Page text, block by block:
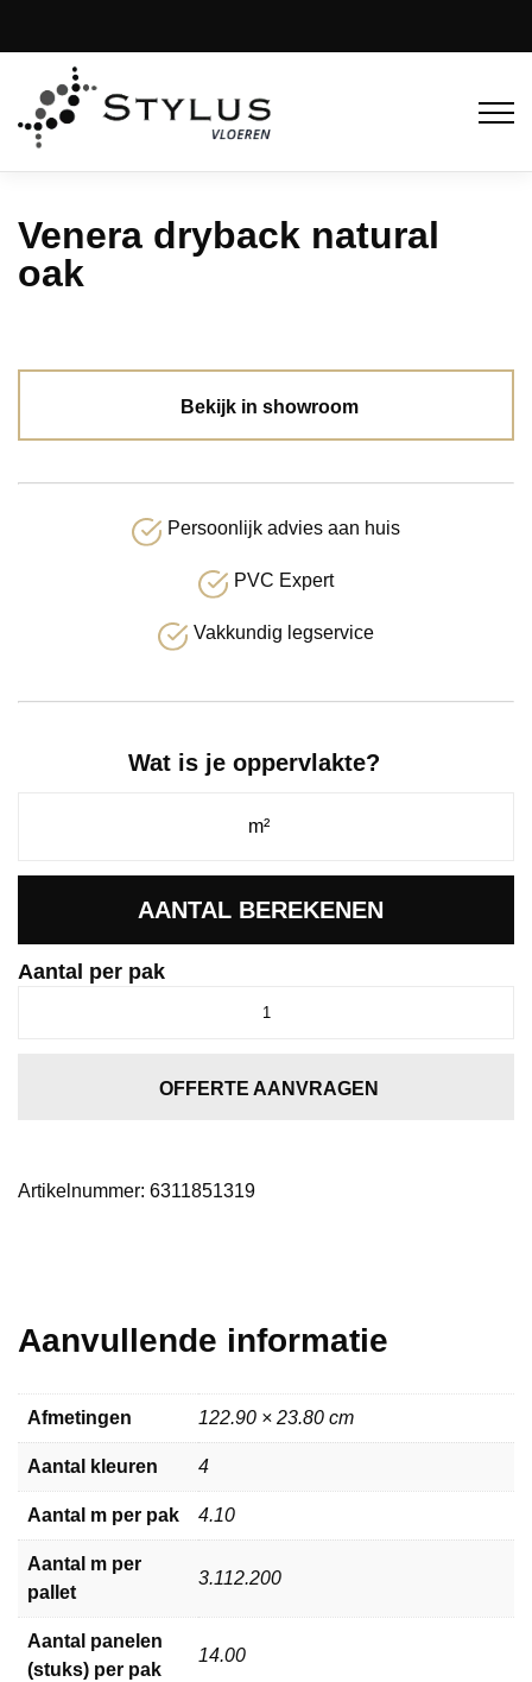
Venera dryback natural
oak
Bekijk in showroom
Persoonlijk advies aan huis
PVC Expert
Vakkundig legservice
Wat is je oppervlakte?
AANTAL BEREKENEN
Aantal per pak
OFFERTE AANVRAGEN
Artikelnummer: 6311851319
Aanvullende informatie
Afmetingen 122.90 × 23.80 cm
Aantal kleuren 4
Aantal m per pak 4.10
Aantal m per
pallet
3.112.200
Aantal panelen
(stuks) per pak
14.00